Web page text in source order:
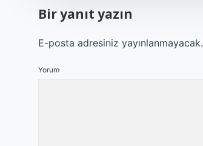
Bir yanıt yazın
E-posta adresiniz yayınlanmayacak.
Yorum